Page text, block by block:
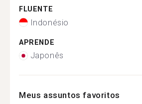
FLUENTE
Indonésio
APRENDE
Japonês
Meus assuntos favoritos